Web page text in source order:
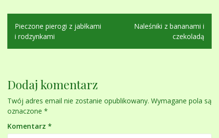
Nawigacja
wpisu
Pieczone pierogi z jabłkami
i rodzynkami
Naleśniki z bananami i
czekoladą
Dodaj komentarz
Twój adres email nie zostanie opublikowany. Wymagane pola są
oznaczone *
Komentarz *